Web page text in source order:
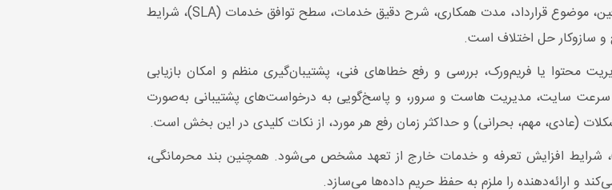
نمونه معمولاً شامل بخش‌های استانداردی مانند مشخصات طرفین، موضوع قرارداد، مدت همکاری، شرح دقیق خدمات، سطح توافق خدمات (SLA)، شرایط
و سازوکار حل اختلاف است.
محتوا یا فریم‌ورک، بررسی و رفع خطاهای فنی، پشتیبان‌گیری منظم و امکان بازیابی
و سرعت سایت، مدیریت هاست و سرور، و پاسخ‌گویی به درخواست‌های پشتیبانی به‌صورت
(عادی، مهم، بحرانی) و حداکثر زمان رفع هر مورد، از نکات کلیدی در این بخش است.
شرایط افزایش تعرفه و خدمات خارج از تعهد مشخص می‌شود. همچنین بند محرمانگی،
و ارائه‌دهنده را ملزم به حفظ حریم داده‌ها می‌سازد.